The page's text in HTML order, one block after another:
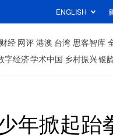
ENGLISH
财经 网评 港澳 台湾 思客智库
字经济学术中国 乡村振兴银
年掀起跆